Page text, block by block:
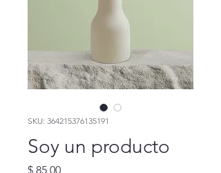
SKU: 364215376135191
Soy un producto
$ 85,00Precio